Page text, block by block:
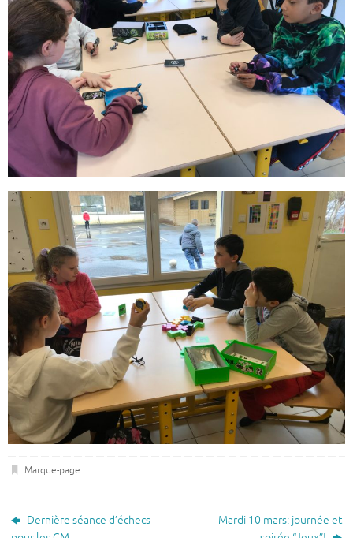
Marque-page.
Dernière séance d’échecs
Mardi 10 mars: journée et